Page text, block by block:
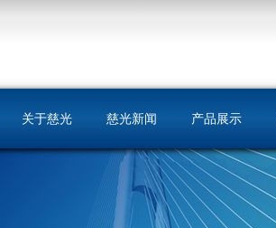
关于慈光 慈光新闻 产品展示
同步带
同步带轮